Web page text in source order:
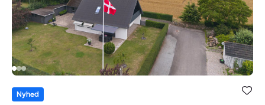
Bolig er
under dine
Nyhed